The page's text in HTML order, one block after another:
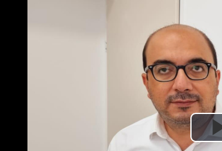
Play